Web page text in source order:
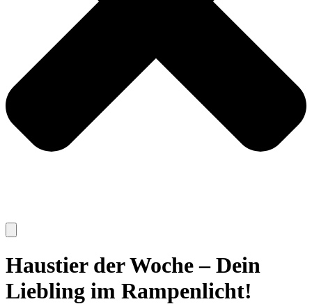
Haustier der Woche – Dein
Liebling im Rampenlicht!